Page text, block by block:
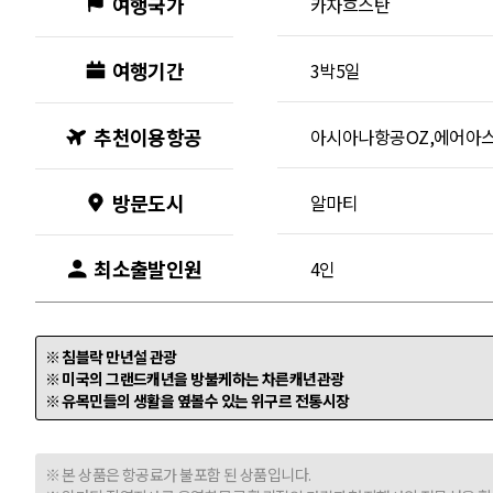
여행기간 3박5일
추천이용항공 아시아나항공OZ,에어아
방문도시 알마티
최소출발인원 4인
※ 침블락 만년설 관광
※ 미국의 그랜드캐년을 방불케하는 차른캐년관광
※ 유목민들의 생활을 옆볼수 있는 위구르 전통시장
※ 본 상품은 항공료가 불포함 된 상품입니다.